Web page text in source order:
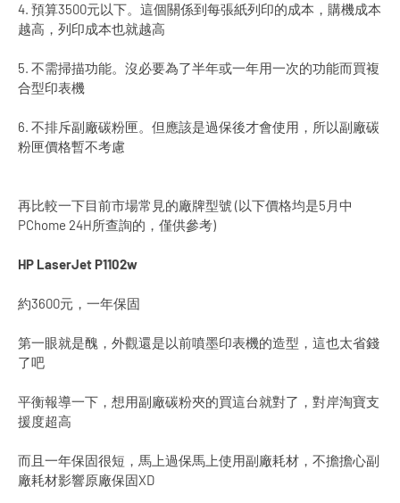
4. 預算3500元以下。這個關係到每張紙列印的成本，購機成本
越高，列印成本也就越高
5. 不需掃描功能。沒必要為了半年或一年用一次的功能而買複
合型印表機
6. 不排斥副廠碳粉匣。但應該是過保後才會使用，所以副廠碳
粉匣價格暫不考慮
再比較一下目前市場常見的廠牌型號 (以下價格均是5月中
PChome 24H所查詢的，僅供參考)
HP LaserJet P1102w
約3600元，一年保固
第一眼就是醜，外觀還是以前噴墨印表機的造型，這也太省錢
了吧
平衡報導一下，想用副廠碳粉夾的買這台就對了，對岸淘寶支
援度超高
而且一年保固很短，馬上過保馬上使用副廠耗材，不擔擔心副
廠耗材影響原廠保固XD